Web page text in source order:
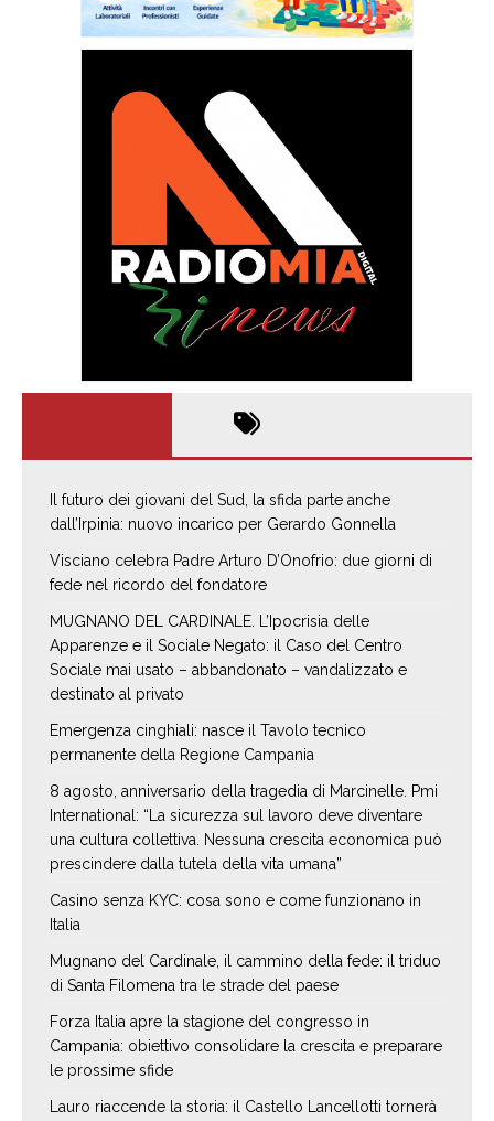
Il futuro dei giovani del Sud, la sfida parte anche
dall’Irpinia: nuovo incarico per Gerardo Gonnella
Visciano celebra Padre Arturo D’Onofrio: due giorni di
fede nel ricordo del fondatore
MUGNANO DEL CARDINALE. L’Ipocrisia delle
Apparenze e il Sociale Negato: il Caso del Centro
Sociale mai usato – abbandonato – vandalizzato e
destinato al privato
Emergenza cinghiali: nasce il Tavolo tecnico
permanente della Regione Campania
8 agosto, anniversario della tragedia di Marcinelle. Pmi
International: “La sicurezza sul lavoro deve diventare
una cultura collettiva. Nessuna crescita economica può
prescindere dalla tutela della vita umana”
Casino senza KYC: cosa sono e come funzionano in
Italia
Mugnano del Cardinale, il cammino della fede: il triduo
di Santa Filomena tra le strade del paese
Forza Italia apre la stagione del congresso in
Campania: obiettivo consolidare la crescita e preparare
le prossime sfide
Lauro riaccende la storia: il Castello Lancellotti tornerà